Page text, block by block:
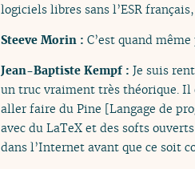
logiciels libres sans l’ESR
Steeve Morin : C’est quand
Jean-Baptiste Kempf : Je suis
un truc vraiment très théorique.
aller faire du Pine [Langage de
avec du LaTeX et des softs
dans l’Internet avant que ce soit